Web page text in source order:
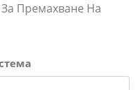
Премахване На